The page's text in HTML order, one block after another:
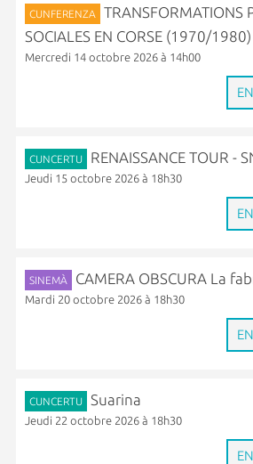
CUNFERENZA
TRANSFORMATIONS
SOCIALES EN CORSE (1970/1980)
Mercredi 14 octobre 2026 à 14h00
CUNCERTU RENAISSANCE TOUR -
Jeudi 15 octobre 2026 à 18h30
SINEMÀ CAMERA OBSCURA La
Mardi 20 octobre 2026 à 18h30
CUNCERTU Suarina
Jeudi 22 octobre 2026 à 18h30